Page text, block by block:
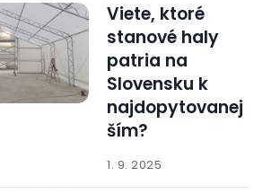
Viete, ktoré
stanové haly
patria na
Slovensku k
najdopytovanej
ším?
1. 9. 2025